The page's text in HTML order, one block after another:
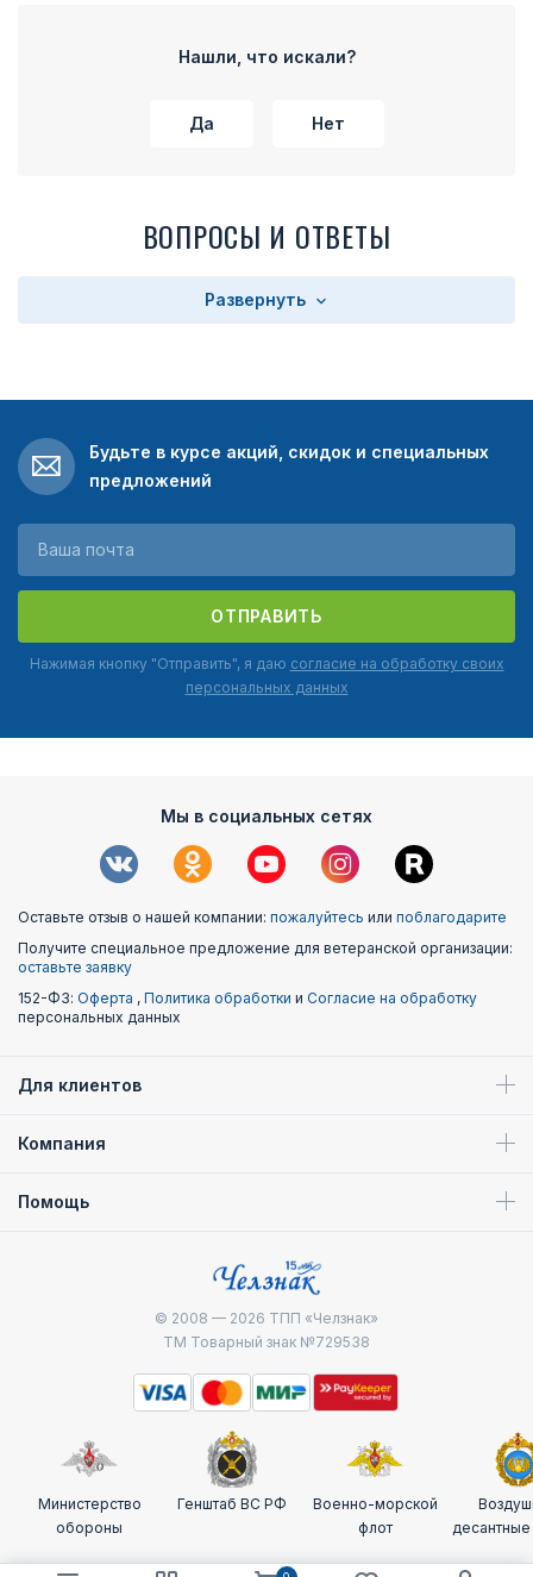
Нашли, что искали?
Да Нет
ВОПРОСЫ И ОТВЕТЫ
Развернуть
Будьте в курсе акций, скидок и специальных
предложений
ОТПРАВИТЬ
Нажимая кнопку "Отправить", я даю согласие на обработку своих
персональных данных
Мы в социальных сетях
Оставьте отзыв о нашей компании: пожалуйтесь или поблагодарите
Получите специальное предложение для ветеранской организации:
оставьте заявку
152-ФЗ: Оферта , Политика обработки и Согласие на обработку
персональных данных
Для клиентов
Компания
Помощь
© 2008 — 2026 ТПП «Челзнак»
ТМ Товарный знак №729538
Министерство
обороны
Генштаб ВС РФ
Военно-морской
флот
десантные